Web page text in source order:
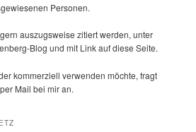
Personen.
auszugs­weise zitiert werden, unter
Blog und mit Link auf diese Seite.
kommer­ziell verwenden möchte, fragt
Mail bei mir an.